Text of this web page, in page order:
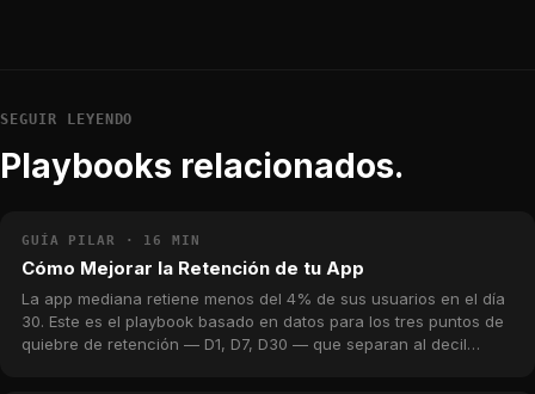
SEGUIR LEYENDO
Playbooks relacionados.
GUÍA PILAR · 16 MIN
Cómo Mejorar la Retención de tu App
La app mediana retiene menos del 4% de sus usuarios en el día
30. Este es el playbook basado en datos para los tres puntos de
quiebre de retención — D1, D7, D30 — que separan al decil